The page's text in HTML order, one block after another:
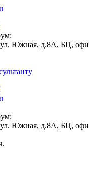
Южная, д.8А, БЦ,
Южная, д.8А, БЦ,